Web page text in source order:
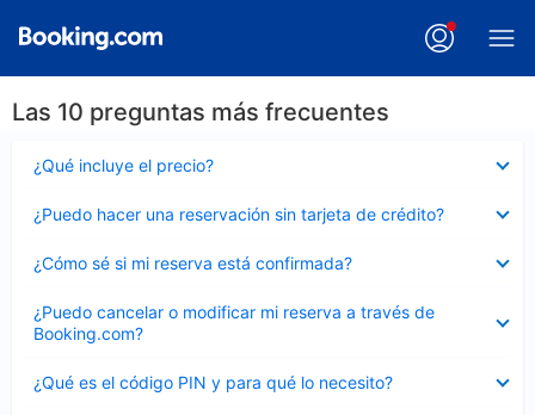
Las 10 preguntas más frecuentes
¿Qué incluye el precio?
cerrado
¿Puedo hacer una reservación sin tarjeta de crédito?
cerrado
¿Cómo sé si mi reserva está confirmada?
cerrado
¿Puedo cancelar o modificar mi reserva a través de
Booking.com?
cerrado
¿Qué es el código PIN y para qué lo necesito?
cerrado